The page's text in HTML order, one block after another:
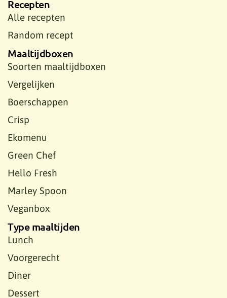
Recepten
Alle recepten
Random recept
Maaltijdboxen
Soorten maaltijdboxen
Vergelijken
Boerschappen
Crisp
Ekomenu
Green Chef
Hello Fresh
Marley Spoon
Veganbox
Type maaltijden
Lunch
Voorgerecht
Diner
Dessert